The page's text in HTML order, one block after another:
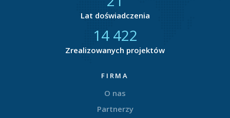
Lat doświadczenia
14 782
Zrealizowanych projektów
FIRMA
O nas
Partnerzy